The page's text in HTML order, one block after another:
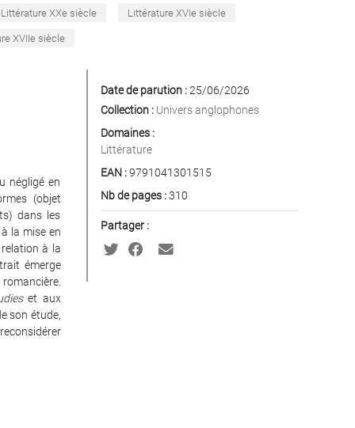
Littérature XXe siècle Littérature XVIe siècle
XVIIe siècle
négligé en
(objet
dans les
la mise en
à la
émerge
et aux
son étude,
Date de parution :25/06/2026
Collection : Univers anglophones
Domaines :
Littérature
EAN :9791041301515
Nb de pages :310
Partager :